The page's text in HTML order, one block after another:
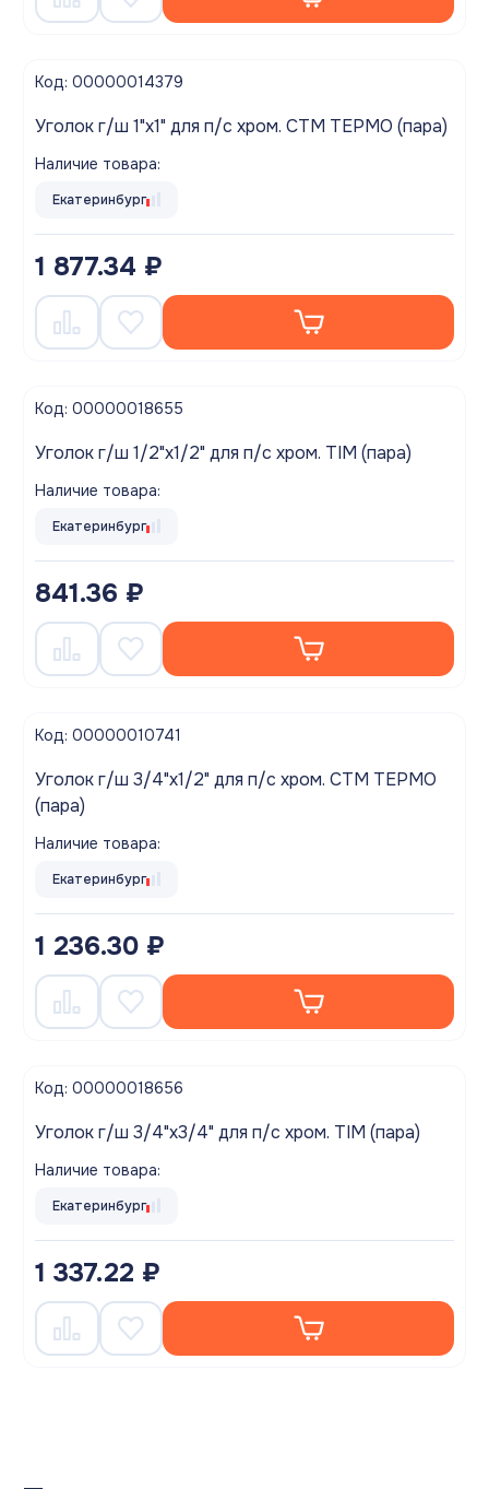
Код: 00000014379
Уголок г/ш 1"х1" для п/с хром. СТМ ТЕРМО (пара)
Наличие товара:
Екатеринбург
1 877.34 ₽
Код: 00000018655
Уголок г/ш 1/2"х1/2" для п/с хром. TIM (пара)
Наличие товара:
Екатеринбург
841.36 ₽
Код: 00000010741
Уголок г/ш 3/4"х1/2" для п/с хром. СТМ ТЕРМО
(пара)
Наличие товара:
Екатеринбург
1 236.30 ₽
Код: 00000018656
Уголок г/ш 3/4"х3/4" для п/с хром. TIM (пара)
Наличие товара:
Екатеринбург
1 337.22 ₽